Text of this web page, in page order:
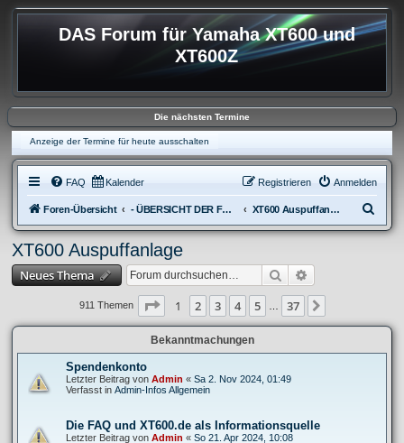
DAS Forum für Yamaha XT600 und
XT600Z
Die nächsten Termine
Anzeige der Termine für heute ausschalten
FAQ Kalender Anmelden
Registrieren
Foren-Übersicht - ÜBERSICHT DER FOREN XT600 XT600 Auspuffanlage
u
XT600 Auspuffanlage
Neues Thema Suche
911 Themen Seite 1von 37
1 2 3 4 5 37
Bekanntmachungen
Spendenkonto
Letzter Beitrag von Admin « Sa 2. Nov 2024, 01:49
Verfasst in Admin-Infos Allgemein
Die FAQ und XT600.de als Informationsquelle
Letzter Beitrag von Admin « So 21. Apr 2024, 10:08